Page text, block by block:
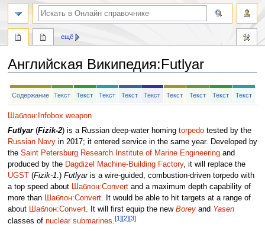
Английская Википедия:Futlyar
Перейти
Перейти
Содержание Текст Текст Текст Текст Текст Текст Текст Текст Текст
Шаблон:Infobox weapon
Futlyar(Fizik-2) is a Russian deep-water homing torpedotested by the
Russian Navyin 2017; it entered service in the same year. Developed by
the Saint Petersburg Research Institute of Marine Engineeringand
produced by the Dagdizel Machine-Building Factory, it will replace the
UGST
(Fizik-1.) Futlyaris a wire-guided, combustion-driven torpedo with
a top speed about Шаблон:Convertand a maximum depth capability of
more than Шаблон:Convert. It would be able to hit targets at a range of
about Шаблон:Convert. It will first equip the new Boreyand Yasen
classes of nuclear submarines.[1][2][3]
ещё